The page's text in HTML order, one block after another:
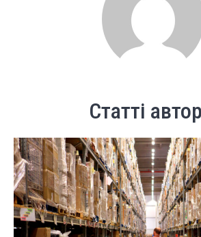
Статті